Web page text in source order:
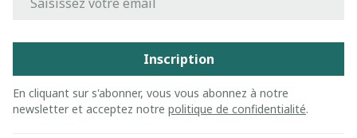
Inscription
En cliquant sur s'abonner, vous vous abonnez à notre
newsletter et acceptez notre politique de confidentialité.